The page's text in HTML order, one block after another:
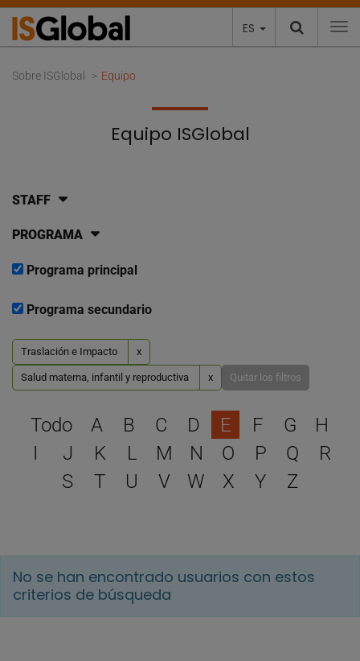
ES
Sobre ISGlobal Equipo
Equipo ISGlobal
STAFF
PROGRAMA
Programa principal
Programa secundario
Traslación e Impacto x
Salud materna, infantil y reproductiva x Quitar los filtros
Selecciona una letra
Todo A B C D E F G
H
I
J K L M N O P Q
R
S
T U V W X Y Z
No se han encontrado usuarios con estos
criterios de búsqueda